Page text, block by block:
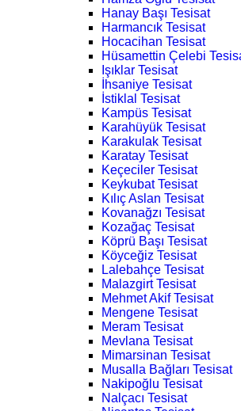
Hanay Başı Tesisat
Harmancık Tesisat
Hocacihan Tesisat
Hüsamettin Çelebi
Işıklar Tesisat
İhsaniye Tesisat
İstiklal Tesisat
Kampüs Tesisat
Karahüyük Tesisat
Karakulak Tesisat
Karatay Tesisat
Keçeciler Tesisat
Keykubat Tesisat
Kılıç Aslan Tesisat
Kovanağzı Tesisat
Kozağaç Tesisat
Köprü Başı Tesisat
Köyceğiz Tesisat
Lalebahçe Tesisat
Malazgirt Tesisat
Mehmet Akif Tesisat
Mengene Tesisat
Meram Tesisat
Mevlana Tesisat
Mimarsinan Tesisat
Musalla Bağları Tesisat
Nakipoğlu Tesisat
Nalçacı Tesisat